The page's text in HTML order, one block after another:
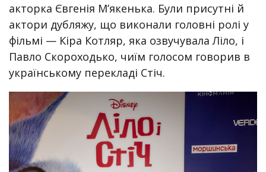
акторка Євгенія Мʼякенька. Були присутні й
актори дубляжу, що виконали головні ролі у
фільмі — Кіра Котляр, яка озвучувала Ліло, і
Павло Скороходько, чиїм голосом говорив в
українському перекладі Стіч.